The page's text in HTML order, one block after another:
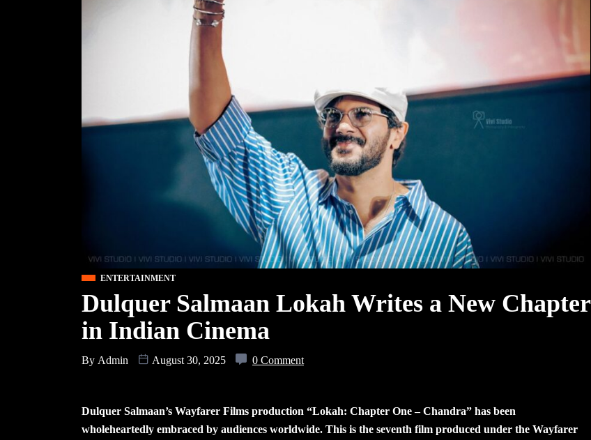
ENTERTAINMENT
Dulquer Salmaan Lokah Writes a New Chapter
in Indian Cinema
By Admin August 30, 2025 0 Comment
Dulquer Salmaan’s Wayfarer Films production “Lokah: Chapter One – Chandra” has been
wholeheartedly embraced by audiences worldwide. This is the seventh film produced under the Wayfarer